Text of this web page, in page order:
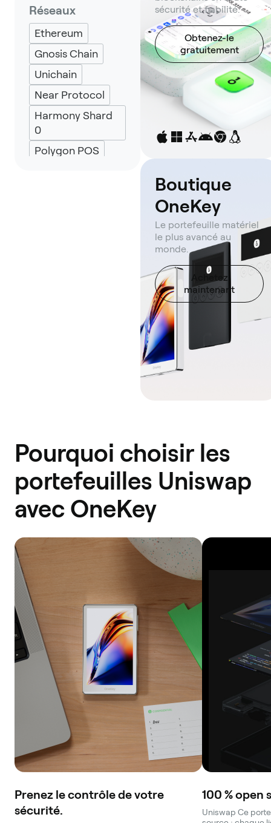
Réseaux
Ethereum
Gnosis Chain
Unichain
Near Protocol
Harmony Shard
0
Polygon POS
sécurité et fiabilité.
Obtenez-le
gratuitement
Boutique
OneKey
Le portefeuille matériel
le plus avancé au
monde.
Achetez
maintenant
Pourquoi choisir les
portefeuilles Uniswap
avec OneKey
Prenez le contrôle de votre
sécurité.
100 %
Uniswap Ce